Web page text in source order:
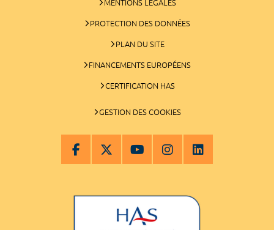
MENTIONS LÉGALES
PROTECTION DES DONNÉES
PLAN DU SITE
FINANCEMENTS EUROPÉENS
CERTIFICATION HAS
GESTION DES COOKIES